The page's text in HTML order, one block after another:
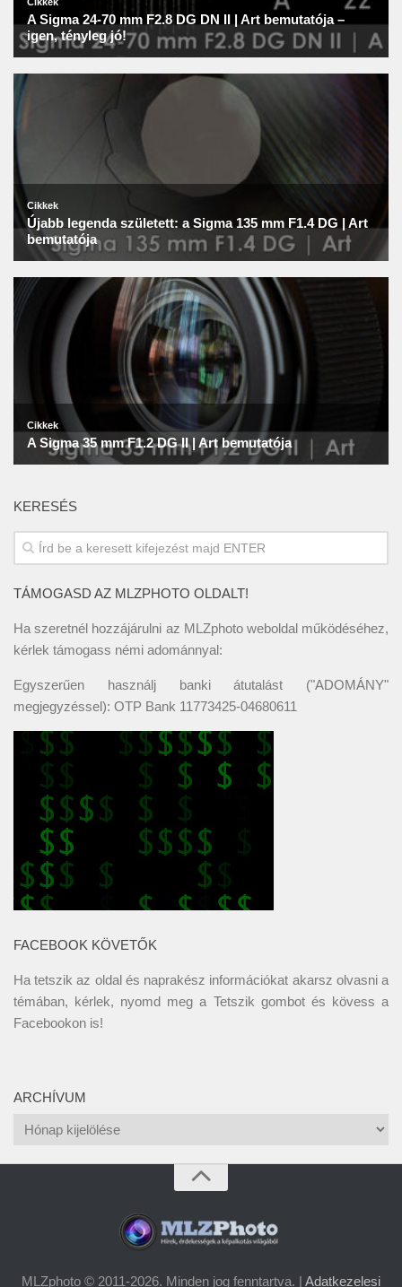
KERESÉS
TÁMOGASD AZ MLZPHOTO OLDALT!
Ha szeretnél hozzájárulni az MLZphoto weboldal működéséhez,
kérlek támogass némi adománnyal:
Egyszerűen használj banki átutalást ("ADOMÁNY"
megjegyzéssel): OTP Bank 11773425-04680611
FACEBOOK KÖVETŐK
Ha tetszik az oldal és naprakész információkat akarsz olvasni a
témában, kérlek, nyomd meg a Tetszik gombot és kövess a
Facebookon is!
ARCHÍVUM
Archívum
MLZphoto © 2011-2026. Minden jog fenntartva. | Adatkezelesi